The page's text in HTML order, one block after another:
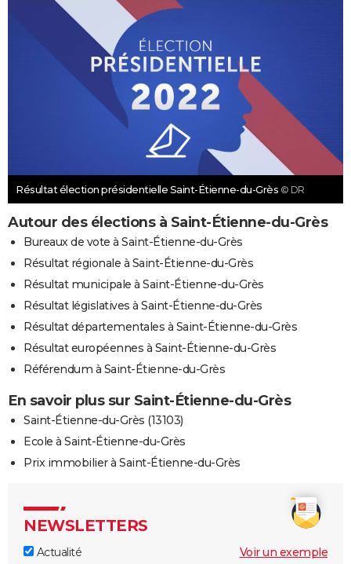
Résultat élection présidentielle Saint-Étienne-du-Grès © DR
Autour des élections à Saint-Étienne-du-Grès
Bureaux de vote à Saint-Étienne-du-Grès
Résultat régionale à Saint-Étienne-du-Grès
Résultat municipale à Saint-Étienne-du-Grès
Résultat législatives à Saint-Étienne-du-Grès
Résultat départementales à Saint-Étienne-du-Grès
Résultat européennes à Saint-Étienne-du-Grès
Référendum à Saint-Étienne-du-Grès
En savoir plus sur Saint-Étienne-du-Grès
Saint-Étienne-du-Grès (13103)
Ecole à Saint-Étienne-du-Grès
Prix immobilier à Saint-Étienne-du-Grès
NEWSLETTERS
Actualité
Voir un exemple